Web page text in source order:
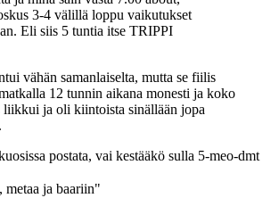
3-4 välillä loppu vaikutukset
Eli siis 5 tuntia itse TRIPPI
vähän samanlaiselta, mutta se fiilis
12 tunnin aikana monesti ja koko
liikkui ja oli kiintoista sinällään jopa
postata, vai kestääkö sulla 5-meo-dmt
metaa ja baariin"